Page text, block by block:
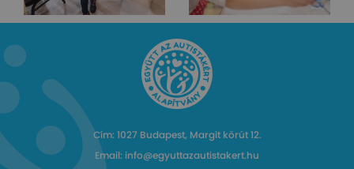
Cím: 1027 Budapest, Margit körút 12.
Email: info@egyuttazautistakert.hu